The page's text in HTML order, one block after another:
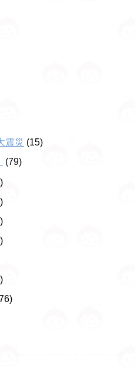
震災 (15)
(79)